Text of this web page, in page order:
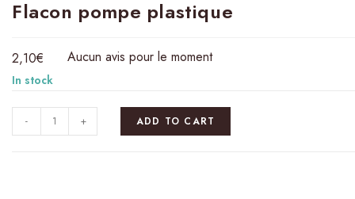
Flacon pompe plastique
2,10€ Aucun avis pour le moment
In stock
- + ADD TO CART